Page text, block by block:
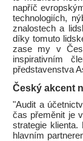
napříč
technologiích,
znalostech a
díky tomuto
zase my v
inspirativním
představenstva
Český akcent
"Audit a
čas přeměnit je
strategie
hlavním